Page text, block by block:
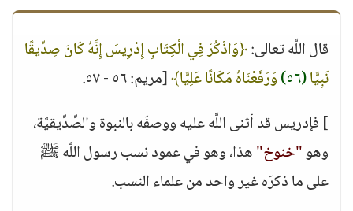
قال اللَّه تعالى:﴿وَاذْكُرْ فِي الْكِتَابِ إِدْرِيسَ إِنَّهُ كَانَ صِدِّيقًا
نَبِيًّا(٥٦) وَرَفَعْنَاهُ مَكَانًا عَلِيًّا﴾[مريم: ٥٦ - ٥٧.
] فإدريس قد أثنى اللَّه عليه ووصفَه بالنبوة والصِّدِّيقيَّة،
وهو"خنوخ"هذا، وهو في عمود نسب رسول اللَّه ﷺ
على ما ذكرَه غير واحد من علماء النسب.